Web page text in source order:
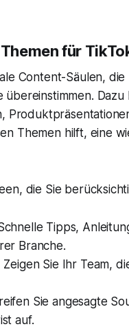
für
Content-Säulen,
übereinstimmen.
Themen hilft, eine
die Sie
Tipps,
Branche.
Zeigen Sie Ihr Team,
Sie angesagte
auf.